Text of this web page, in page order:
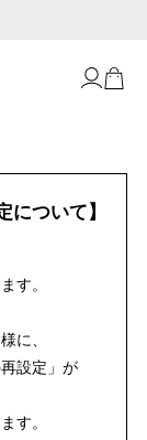
について】
す。
に、
設定」が
す。